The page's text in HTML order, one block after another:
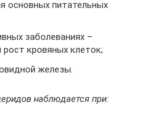
основных питательных
заболеваниях –
кровяных клеток;
железы.
наблюдается при: